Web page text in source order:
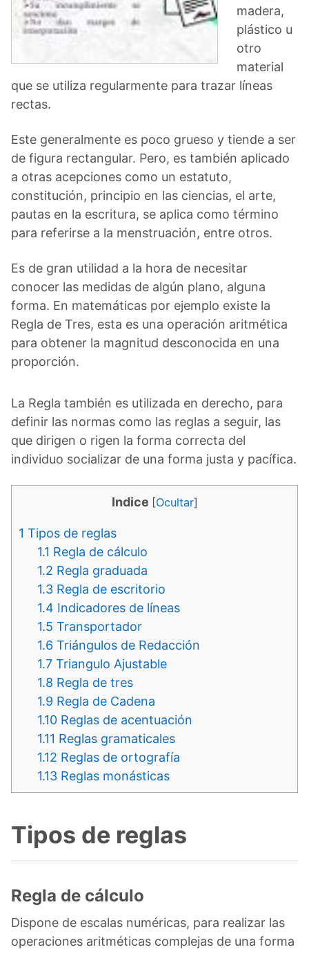
madera,
plástico u
otro
material
que se utiliza regularmente para trazar líneas
rectas.
Este generalmente es poco grueso y tiende a ser
de figura rectangular. Pero, es también aplicado
a otras acepciones como un estatuto,
constitución, principio en las ciencias, el arte,
pautas en la escritura, se aplica como término
para referirse a la menstruación, entre otros.
Es de gran utilidad a la hora de necesitar
conocer las medidas de algún plano, alguna
forma. En matemáticas por ejemplo existe la
Regla de Tres, esta es una operación aritmética
para obtener la magnitud desconocida en una
proporción.
La Regla también es utilizada en derecho, para
definir las normas como las reglas a seguir, las
que dirigen o rigen la forma correcta del
individuo socializar de una forma justa y pacífica.
Indice [Ocultar]
1 Tipos de reglas
1.1 Regla de cálculo
1.2 Regla graduada
1.3 Regla de escritorio
1.4 Indicadores de líneas
1.5 Transportador
1.6 Triángulos de Redacción
1.7 Triangulo Ajustable
1.8 Regla de tres
1.9 Regla de Cadena
1.10 Reglas de acentuación
1.11 Reglas gramaticales
1.12 Reglas de ortografía
1.13 Reglas monásticas
Tipos de reglas
Regla de cálculo
Dispone de escalas numéricas, para realizar las
operaciones aritméticas complejas de una forma